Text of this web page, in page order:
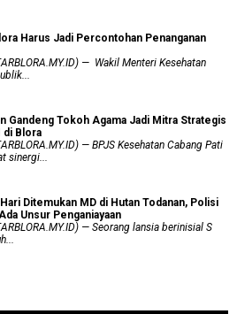
Harus Jadi Percontohan Penanganan
— Wakil Menteri Kesehatan
Gandeng Tokoh Agama Jadi Mitra Strategis
di Blora
— BPJS Kesehatan Cabang Pati
sinergi...
Ditemukan MD di Hutan Todanan, Polisi
Unsur Penganiayaan
— Seorang lansia berinisial S